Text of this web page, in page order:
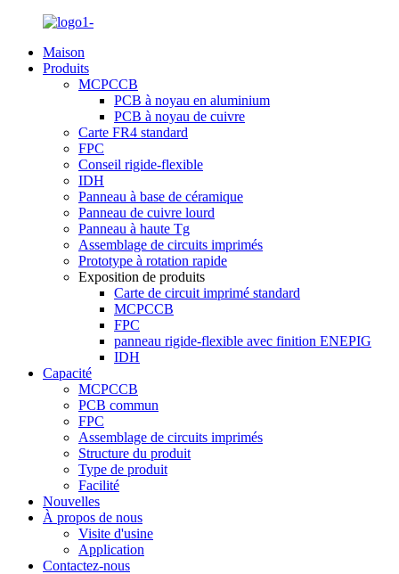
Maison
Produits
MCPCCB
PCB à noyau en aluminium
PCB à noyau de cuivre
Carte FR4 standard
FPC
Conseil rigide-flexible
IDH
Panneau à base de céramique
Panneau de cuivre lourd
Panneau à haute Tg
Assemblage de circuits imprimés
Prototype à rotation rapide
Exposition de produits
Carte de circuit imprimé standard
MCPCCB
FPC
panneau rigide-flexible avec finition ENEPIG
IDH
Capacité
MCPCCB
PCB commun
FPC
Assemblage de circuits imprimés
Structure du produit
Type de produit
Facilité
Nouvelles
À propos de nous
Visite d'usine
Application
Contactez-nous